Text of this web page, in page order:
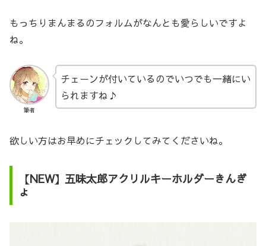
もっちりまんまるのフォルムがなんとも愛らしいですよ
ね。
筆者
チェーンが付いているのでいつでも一緒にい
られますね♪
欲しい方はお早めにチェックしてみてくださいね。
【NEW】五味太郎アクリルキーホルダーきんぎ
ょ